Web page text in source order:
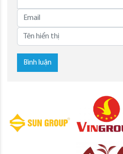
Bình luận